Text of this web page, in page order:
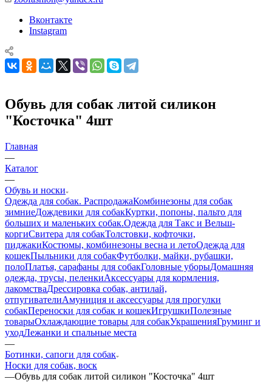
Вконтакте
Instagram
Обувь для собак литой силикон
"Косточка" 4шт
Главная
—
Каталог
—
Обувь и носки
Одежда для собак. РаспродажаКомбинезоны для собак
зимниеДождевики для собакКуртки, попоны, пальто для
больших и маленьких собак.Одежда для Такс и Вельш-
коргиСвитера для собакТолстовки, кофточки,
пиджакиКостюмы, комбинезоны весна и летоОдежда для
кошекПыльники для собакФутболки, майки, рубашки,
полоПлатья, сарафаны для собакГоловные уборыДомашняя
одежда, трусы, пеленкиАксессуары для кормления,
лакомстваДрессировка собак, антилай,
отпугивателиАмуниция и аксессуары для прогулки
собакПереноски для собак и кошекИгрушкиПолезные
товарыОхлаждающие товары для собакУкрашенияГруминг и
уходЛежанки и спальные места
—
Ботинки, сапоги для собак
Носки для собак, воск
—Обувь для собак литой силикон "Косточка" 4шт